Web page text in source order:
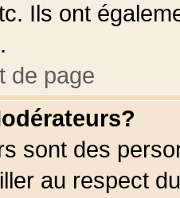
Ils ont
de page
sont des
au respect